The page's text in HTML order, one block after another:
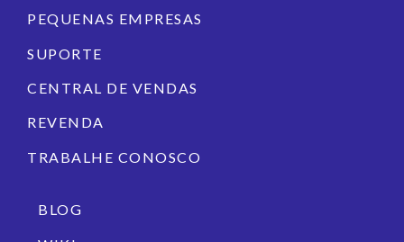
PEQUENAS EMPRESAS
SUPORTE
CENTRAL DE VENDAS
REVENDA
TRABALHE CONOSCO
BLOG